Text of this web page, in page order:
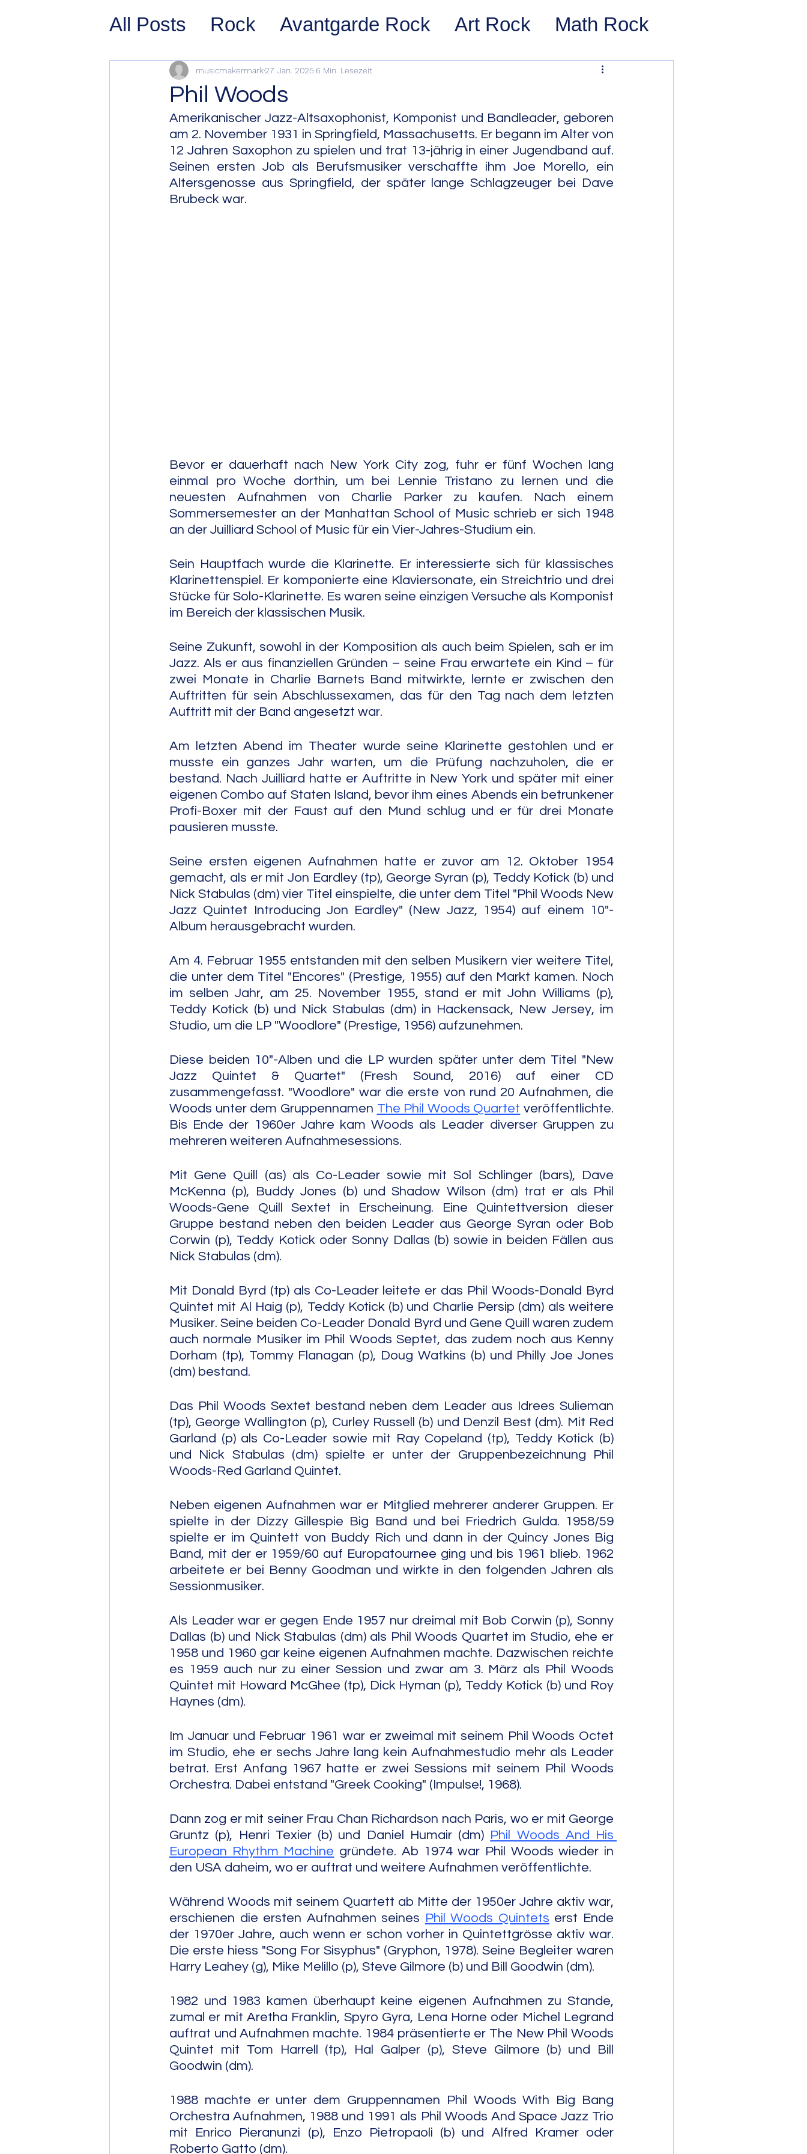
All Posts Rock Avantgarde Rock Art Rock Math Rock
Prog Rock Post Rock Noise Rock
Psychedelic/Space Rock Stoner Rock Alternative Rock
Hard Rock Garage Rock Indie Rock/Indie Pop Pop
Phil Woods
musicmakermark27. Jan. 2025 6 Min. Lesezeit
Amerikanischer Jazz-Altsaxophonist, Komponist und Bandleader, geboren
am 2. November 1931 in Springfield, Massachusetts. Er begann im Alter von
12 Jahren Saxophon zu spielen und trat 13-jährig in einer Jugendband auf.
Seinen ersten Job als Berufsmusiker verschaffte ihm Joe Morello, ein
Altersgenosse aus Springfield, der später lange Schlagzeuger bei Dave
Brubeck war.
Bevor er dauerhaft nach New York City zog, fuhr er fünf Wochen lang
einmal pro Woche dorthin, um bei Lennie Tristano zu lernen und die
neuesten Aufnahmen von Charlie Parker zu kaufen. Nach einem
Sommersemester an der Manhattan School of Music schrieb er sich 1948
an der Juilliard School of Music für ein Vier-Jahres-Studium ein.
Sein Hauptfach wurde die Klarinette. Er interessierte sich für klassisches
Klarinettenspiel. Er komponierte eine Klaviersonate, ein Streichtrio und drei
Stücke für Solo-Klarinette. Es waren seine einzigen Versuche als Komponist
im Bereich der klassischen Musik.
Seine Zukunft, sowohl in der Komposition als auch beim Spielen, sah er im
Jazz. Als er aus finanziellen Gründen – seine Frau erwartete ein Kind – für
zwei Monate in Charlie Barnets Band mitwirkte, lernte er zwischen den
Auftritten für sein Abschlussexamen, das für den Tag nach dem letzten
Auftritt mit der Band angesetzt war.
Am letzten Abend im Theater wurde seine Klarinette gestohlen und er
musste ein ganzes Jahr warten, um die Prüfung nachzuholen, die er
bestand. Nach Juilliard hatte er Auftritte in New York und später mit einer
eigenen Combo auf Staten Island, bevor ihm eines Abends ein betrunkener
Profi-Boxer mit der Faust auf den Mund schlug und er für drei Monate
pausieren musste.
Seine ersten eigenen Aufnahmen hatte er zuvor am 12. Oktober 1954
gemacht, als er mit Jon Eardley (tp), George Syran (p), Teddy Kotick (b) und
Nick Stabulas (dm) vier Titel einspielte, die unter dem Titel "Phil Woods New
Jazz Quintet Introducing Jon Eardley" (New Jazz, 1954) auf einem 10"-
Album herausgebracht wurden.
Am 4. Februar 1955 entstanden mit den selben Musikern vier weitere Titel,
die unter dem Titel "Encores" (Prestige, 1955) auf den Markt kamen. Noch
im selben Jahr, am 25. November 1955, stand er mit John Williams (p),
Teddy Kotick (b) und Nick Stabulas (dm) in Hackensack, New Jersey, im
Studio, um die LP "Woodlore" (Prestige, 1956) aufzunehmen.
Diese beiden 10"-Alben und die LP wurden später unter dem Titel "New
Jazz Quintet & Quartet" (Fresh Sound, 2016) auf einer CD
zusammengefasst. "Woodlore" war die erste von rund 20 Aufnahmen, die
Woods unter dem Gruppennamen The Phil Woods Quartet veröffentlichte.
Bis Ende der 1960er Jahre kam Woods als Leader diverser Gruppen zu
mehreren weiteren Aufnahmesessions.
Mit Gene Quill (as) als Co-Leader sowie mit Sol Schlinger (bars), Dave
McKenna (p), Buddy Jones (b) und Shadow Wilson (dm) trat er als Phil
Woods-Gene Quill Sextet in Erscheinung. Eine Quintettversion dieser
Gruppe bestand neben den beiden Leader aus George Syran oder Bob
Corwin (p), Teddy Kotick oder Sonny Dallas (b) sowie in beiden Fällen aus
Nick Stabulas (dm).
Mit Donald Byrd (tp) als Co-Leader leitete er das Phil Woods-Donald Byrd
Quintet mit Al Haig (p), Teddy Kotick (b) und Charlie Persip (dm) als weitere
Musiker. Seine beiden Co-Leader Donald Byrd und Gene Quill waren zudem
auch normale Musiker im Phil Woods Septet, das zudem noch aus Kenny
Dorham (tp), Tommy Flanagan (p), Doug Watkins (b) und Philly Joe Jones
(dm) bestand.
Das Phil Woods Sextet bestand neben dem Leader aus Idrees Sulieman
(tp), George Wallington (p), Curley Russell (b) und Denzil Best (dm). Mit Red
Garland (p) als Co-Leader sowie mit Ray Copeland (tp), Teddy Kotick (b)
und Nick Stabulas (dm) spielte er unter der Gruppenbezeichnung Phil
Woods-Red Garland Quintet.
Neben eigenen Aufnahmen war er Mitglied mehrerer anderer Gruppen. Er
spielte in der Dizzy Gillespie Big Band und bei Friedrich Gulda. 1958/59
spielte er im Quintett von Buddy Rich und dann in der Quincy Jones Big
Band, mit der er 1959/60 auf Europatournee ging und bis 1961 blieb. 1962
arbeitete er bei Benny Goodman und wirkte in den folgenden Jahren als
Sessionmusiker.
Als Leader war er gegen Ende 1957 nur dreimal mit Bob Corwin (p), Sonny
Dallas (b) und Nick Stabulas (dm) als Phil Woods Quartet im Studio, ehe er
1958 und 1960 gar keine eigenen Aufnahmen machte. Dazwischen reichte
es 1959 auch nur zu einer Session und zwar am 3. März als Phil Woods
Quintet mit Howard McGhee (tp), Dick Hyman (p), Teddy Kotick (b) und Roy
Haynes (dm).
Im Januar und Februar 1961 war er zweimal mit seinem Phil Woods Octet
im Studio, ehe er sechs Jahre lang kein Aufnahmestudio mehr als Leader
betrat. Erst Anfang 1967 hatte er zwei Sessions mit seinem Phil Woods
Orchestra. Dabei entstand "Greek Cooking" (Impulse!, 1968).
Dann zog er mit seiner Frau Chan Richardson nach Paris, wo er mit George
Gruntz (p), Henri Texier (b) und Daniel Humair (dm) Phil Woods And His
European Rhythm Machine gründete. Ab 1974 war Phil Woods wieder in
den USA daheim, wo er auftrat und weitere Aufnahmen veröffentlichte.
Während Woods mit seinem Quartett ab Mitte der 1950er Jahre aktiv war,
erschienen die ersten Aufnahmen seines Phil Woods Quintets erst Ende
der 1970er Jahre, auch wenn er schon vorher in Quintettgrösse aktiv war.
Die erste hiess "Song For Sisyphus" (Gryphon, 1978). Seine Begleiter waren
Harry Leahey (g), Mike Melillo (p), Steve Gilmore (b) und Bill Goodwin (dm).
1982 und 1983 kamen überhaupt keine eigenen Aufnahmen zu Stande,
zumal er mit Aretha Franklin, Spyro Gyra, Lena Horne oder Michel Legrand
auftrat und Aufnahmen machte. 1984 präsentierte er The New Phil Woods
Quintet mit Tom Harrell (tp), Hal Galper (p), Steve Gilmore (b) und Bill
Goodwin (dm).
1988 machte er unter dem Gruppennamen Phil Woods With Big Bang
Orchestra Aufnahmen, 1988 und 1991 als Phil Woods And Space Jazz Trio
mit Enrico Pieranunzi (p), Enzo Pietropaoli (b) und Alfred Kramer oder
Roberto Gatto (dm).